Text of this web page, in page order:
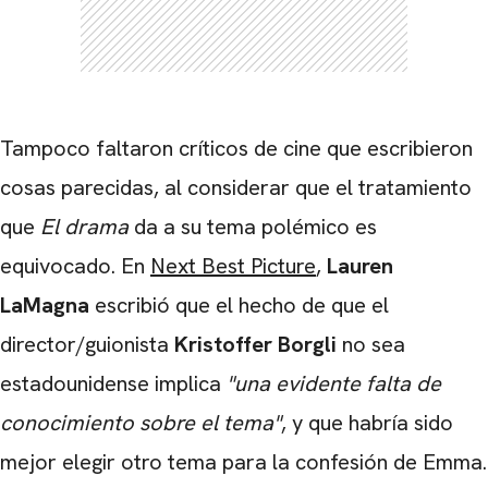
Tampoco faltaron críticos de cine que escribieron
cosas parecidas, al considerar que el tratamiento
que El dramada a su tema polémico es
equivocado. En Next Best Picture, Lauren
LaMagna escribió que el hecho de que el
director/guionista Kristoffer Borgli no sea
estadounidense implica "una evidente falta de
conocimiento sobre el tema", y que habría sido
mejor elegir otro tema para la confesión de Emma.